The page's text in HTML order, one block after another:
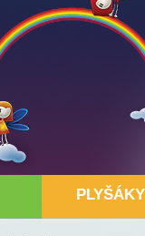
PLYŠÁKY